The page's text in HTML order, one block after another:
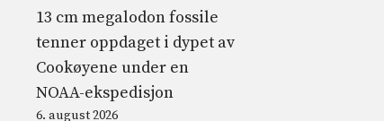
13 cm megalodon fossile
tenner oppdaget i dypet av
Cookøyene under en
NOAA-ekspedisjon
6. august 2026